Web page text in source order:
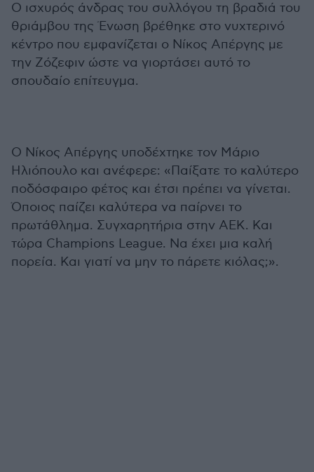
Ο ισχυρός άνδρας του συλλόγου τη βραδιά του
θριάμβου της Ένωση βρέθηκε στο νυχτερινό
κέντρο που εμφανίζεται ο Νίκος Απέργης με
την Ζόζεφιν ώστε να γιορτάσει αυτό το
σπουδαίο επίτευγμα.
Ο Νίκος Απέργης υποδέχτηκε τον Μάριο
Ηλιόπουλο και ανέφερε: «Παίξατε το καλύτερο
ποδόσφαιρο φέτος και έτσι πρέπει να γίνεται.
Όποιος παίζει καλύτερα να παίρνει το
πρωτάθλημα. Συγχαρητήρια στην ΑΕΚ. Και
τώρα Champions League. Να έχει μια καλή
πορεία. Και γιατί να μην το πάρετε κιόλας;».